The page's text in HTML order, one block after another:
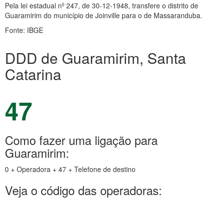
Pela lei estadual nº 247, de 30-12-1948, transfere o distrito de
Guaramirim do município de Joinville para o de Massaranduba.
Fonte: IBGE
DDD de Guaramirim, Santa
Catarina
47
Como fazer uma ligação para
Guaramirim:
0 + Operadora + 47 + Telefone de destino
Veja o código das operadoras: